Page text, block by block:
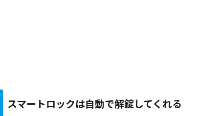
スマートロックは自動で解錠してくれる